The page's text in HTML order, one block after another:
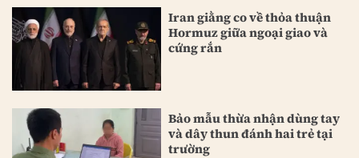
Iran giằng co về thỏa thuận
Hormuz giữa ngoại giao và
cứng rắn
Bảo mẫu thừa nhận dùng tay
và dây thun đánh hai trẻ tại
trường